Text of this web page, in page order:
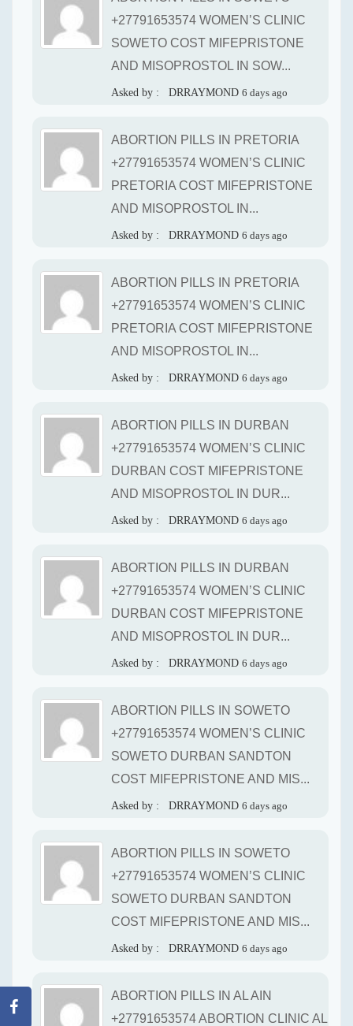
+27791653574 WOMEN’S CLINIC
SOWETO COST MIFEPRISTONE
AND MISOPROSTOL IN SOW...
Asked by : DRRAYMOND 6 days ago
ABORTION PILLS IN PRETORIA
+27791653574 WOMEN’S CLINIC
PRETORIA COST MIFEPRISTONE
AND MISOPROSTOL IN...
Asked by : DRRAYMOND 6 days ago
ABORTION PILLS IN PRETORIA
+27791653574 WOMEN’S CLINIC
PRETORIA COST MIFEPRISTONE
AND MISOPROSTOL IN...
Asked by : DRRAYMOND 6 days ago
ABORTION PILLS IN DURBAN
+27791653574 WOMEN’S CLINIC
DURBAN COST MIFEPRISTONE
AND MISOPROSTOL IN DUR...
Asked by : DRRAYMOND 6 days ago
ABORTION PILLS IN DURBAN
+27791653574 WOMEN’S CLINIC
DURBAN COST MIFEPRISTONE
AND MISOPROSTOL IN DUR...
Asked by : DRRAYMOND 6 days ago
ABORTION PILLS IN SOWETO
+27791653574 WOMEN’S CLINIC
SOWETO DURBAN SANDTON
COST MIFEPRISTONE AND MIS...
Asked by : DRRAYMOND 6 days ago
ABORTION PILLS IN SOWETO
+27791653574 WOMEN’S CLINIC
SOWETO DURBAN SANDTON
COST MIFEPRISTONE AND MIS...
Asked by : DRRAYMOND 6 days ago
ABORTION PILLS IN AL AIN
+27791653574 ABORTION CLINIC AL